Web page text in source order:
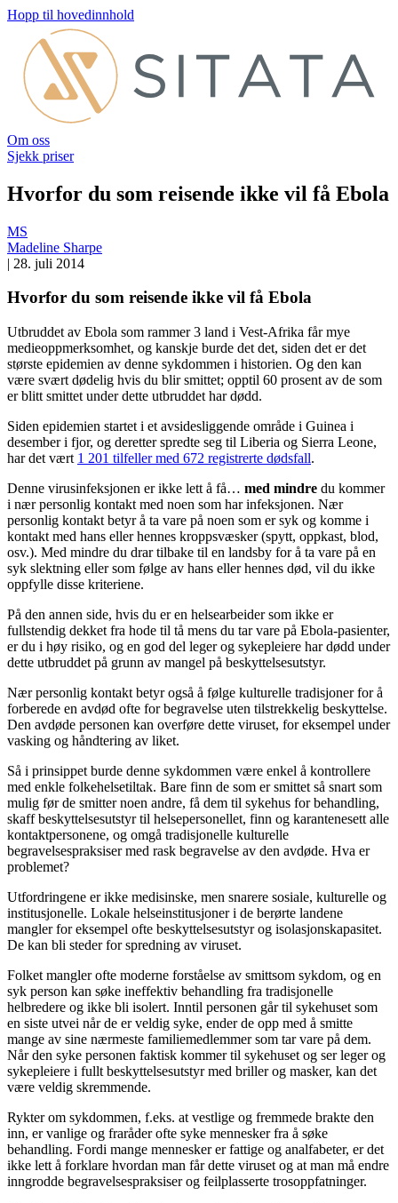
Hopp til hovedinnhold
Om oss
Sjekk priser
Hvorfor du som reisende ikke vil få Ebola
MS
Madeline Sharpe
| 28. juli 2014
Hvorfor du som reisende ikke vil få Ebola
Utbruddet av Ebola som rammer 3 land i Vest-Afrika får mye
medieoppmerksomhet, og kanskje burde det det, siden det er det
største epidemien av denne sykdommen i historien. Og den kan
være svært dødelig hvis du blir smittet; opptil 60 prosent av de som
er blitt smittet under dette utbruddet har dødd.
Siden epidemien startet i et avsidesliggende område i Guinea i
desember i fjor, og deretter spredte seg til Liberia og Sierra Leone,
har det vært 1 201 tilfeller med 672 registrerte dødsfall.
Denne virusinfeksjonen er ikke lett å få… med mindre du kommer
i nær personlig kontakt med noen som har infeksjonen. Nær
personlig kontakt betyr å ta vare på noen som er syk og komme i
kontakt med hans eller hennes kroppsvæsker (spytt, oppkast, blod,
osv.). Med mindre du drar tilbake til en landsby for å ta vare på en
syk slektning eller som følge av hans eller hennes død, vil du ikke
oppfylle disse kriteriene.
På den annen side, hvis du er en helsearbeider som ikke er
fullstendig dekket fra hode til tå mens du tar vare på Ebola-pasienter,
er du i høy risiko, og en god del leger og sykepleiere har dødd under
dette utbruddet på grunn av mangel på beskyttelsesutstyr.
Nær personlig kontakt betyr også å følge kulturelle tradisjoner for å
forberede en avdød ofte for begravelse uten tilstrekkelig beskyttelse.
Den avdøde personen kan overføre dette viruset, for eksempel under
vasking og håndtering av liket.
Så i prinsippet burde denne sykdommen være enkel å kontrollere
med enkle folkehelsetiltak. Bare finn de som er smittet så snart som
mulig før de smitter noen andre, få dem til sykehus for behandling,
skaff beskyttelsesutstyr til helsepersonellet, finn og karantenesett alle
kontaktpersonene, og omgå tradisjonelle kulturelle
begravelsespraksiser med rask begravelse av den avdøde. Hva er
problemet?
Utfordringene er ikke medisinske, men snarere sosiale, kulturelle og
institusjonelle. Lokale helseinstitusjoner i de berørte landene
mangler for eksempel ofte beskyttelsesutstyr og isolasjonskapasitet.
De kan bli steder for spredning av viruset.
Folket mangler ofte moderne forståelse av smittsom sykdom, og en
syk person kan søke ineffektiv behandling fra tradisjonelle
helbredere og ikke bli isolert. Inntil personen går til sykehuset som
en siste utvei når de er veldig syke, ender de opp med å smitte
mange av sine nærmeste familiemedlemmer som tar vare på dem.
Når den syke personen faktisk kommer til sykehuset og ser leger og
sykepleiere i fullt beskyttelsesutstyr med briller og masker, kan det
være veldig skremmende.
Rykter om sykdommen, f.eks. at vestlige og fremmede brakte den
inn, er vanlige og fraråder ofte syke mennesker fra å søke
behandling. Fordi mange mennesker er fattige og analfabeter, er det
ikke lett å forklare hvordan man får dette viruset og at man må endre
inngrodde begravelsespraksiser og feilplasserte trosoppfatninger.